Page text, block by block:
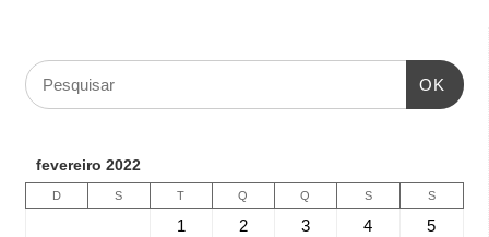
OK
fevereiro 2022
D S T Q Q S S
1 2 3 4
5